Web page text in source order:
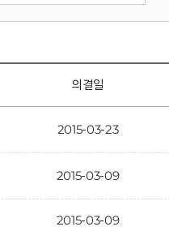
의결일
2015-03-23
2015-03-09
2015-03-09